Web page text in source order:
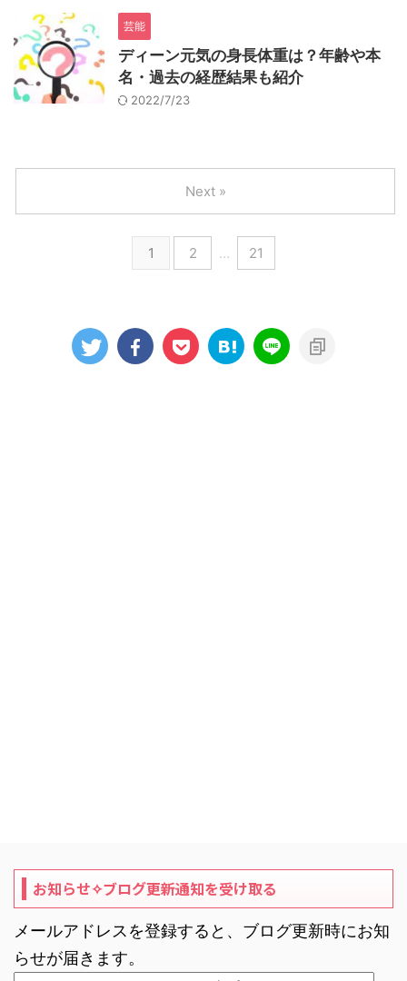
芸能
ディーン元気の身長体重は？年齢や本
名・過去の経歴結果も紹介
2022/7/23
1 2 … 21
Next »
お知らせ✧ブログ更新通知を受け取る
メールアドレスを登録すると、ブログ更新時にお知
らせが届きます。